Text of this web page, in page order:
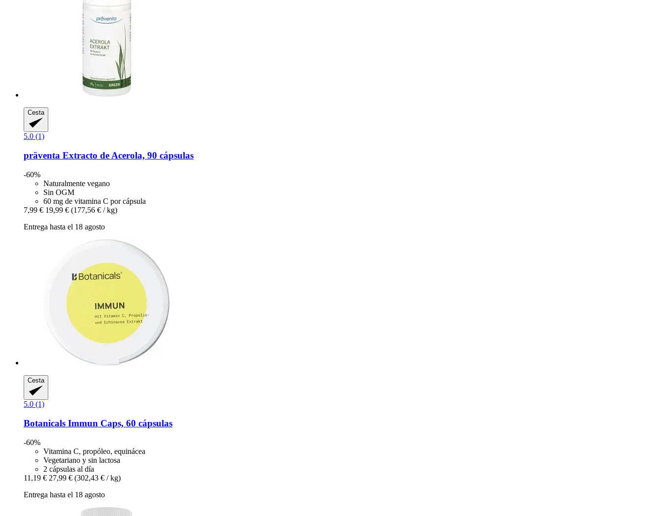
Cesta
5.0 (1)
präventa Extracto de Acerola, 90 cápsulas
-60%
Naturalmente vegano
Sin OGM
60 mg de vitamina C por cápsula
7,99 € 19,99 € (177,56 € / kg)
Entrega hasta el 18 agosto
Cesta
5.0 (1)
Botanicals Immun Caps, 60 cápsulas
-60%
Vitamina C, propóleo, equinácea
Vegetariano y sin lactosa
2 cápsulas al día
11,19 € 27,99 € (302,43 € / kg)
Entrega hasta el 18 agosto